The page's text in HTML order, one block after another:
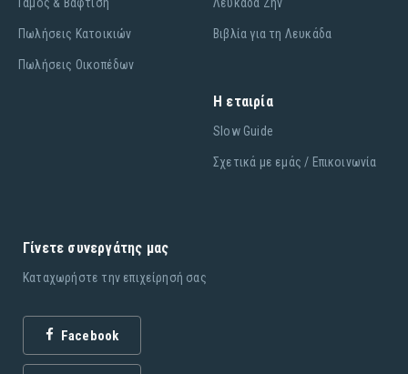
Πωλήσεις Κατοικιών
Πωλήσεις Οικοπέδων
Βιβλία για τη Λευκάδα
Η εταιρία
Slow Guide
Σχετικά με εμάς / Επικοινωνία
Γίνετε συνεργάτης μας
Καταχωρήστε την επιχείρησή σας
Facebook